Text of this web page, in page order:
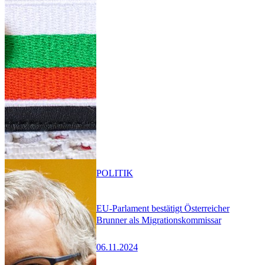
EU-Parlament bestätigt Österreicher
Brunner als Migrationskommissar
06.11.2024
POLITIK